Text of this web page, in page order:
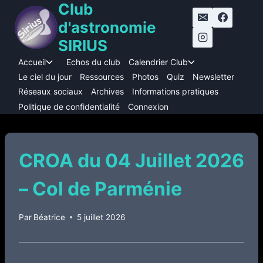
contenu
Club
d'astronomie
SIRIUS
Accueil
Ouvrir/fermer
le
menu
enfant
Echos du club Calendrier Club
le
menu
Le ciel du jour Ressources Photos Quiz
Newsletter
Réseaux sociaux
Archives
Informations pratiques
Politique de confidentialité
Connexion
CROA du 04 Juillet 2026
– Col de Parménie
Par Béatrice 5 juillet 2026